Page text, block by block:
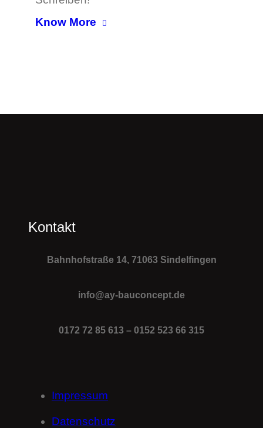
Know More
Kontakt
Bahnhofstraße 14, 71063 Sindelfingen
info@ay-bauconcept.de
0172 72 85 613 – 0152 523 66 315
Impressum
Datenschutz